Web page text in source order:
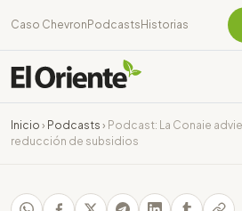
Caso Chevron Podcasts Historias
Inicio › Podcasts › Podcast: La Conaie
reducción de subsidios